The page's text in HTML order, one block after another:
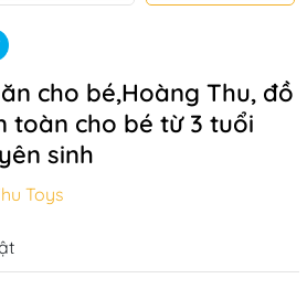
cho bé,Hoàng Thu, đồ
toàn cho bé từ 3 tuổi
sinh
Toys